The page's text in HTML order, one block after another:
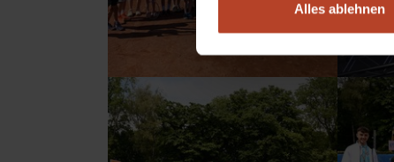
Alles ablehnen